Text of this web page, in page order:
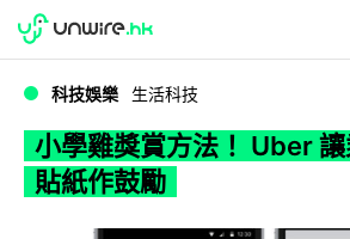
WWDC 2026
科技娛樂 生活科技
小學雞獎賞方法！ Uber
貼紙作鼓勵